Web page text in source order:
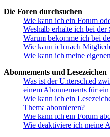
Die Foren durchsuchen
Wie kann ich ein Forum
Weshalb erhalte ich bei der
Warum bekomme ich bei
Wie kann ich nach
Wie kann ich meine
Abonnements und Lesezeichen
Was ist der Unterschied
einem Abonnements für
Wie kann ich ein
Thema abonnieren?
Wie kann ich ein Forum
Wie deaktiviere ich meine